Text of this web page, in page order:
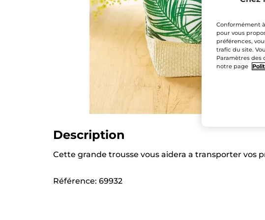
Description
Cette grande trousse vous aidera a transporter vos
Référence: 69932
Conformément
pour vous
préférences,
trafic du site.
Paramètres des
notre page